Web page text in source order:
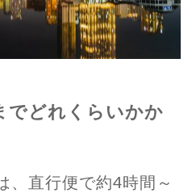
でどれくらいかか
、直行便で約4時間～